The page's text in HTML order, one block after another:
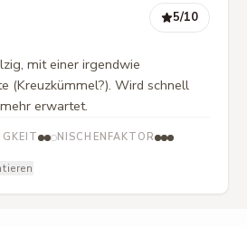
5/10
mit einer irgendwie
(Kreuzkümmel?). Wird schnell
erwartet.
NISCHENFAKTOR